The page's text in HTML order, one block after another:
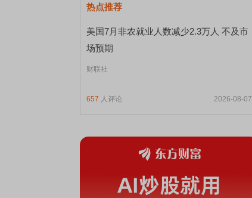
热点推荐
美国7月非农就业人数减少2.3万人 不及市
场预期
财联社
657 人评论 2026-08-07